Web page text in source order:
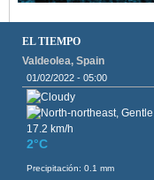
EL TIEMPO
Valdeolea, Spain
01/02/2022 - 05:00
2°C
Precipitación: 0.1 mm